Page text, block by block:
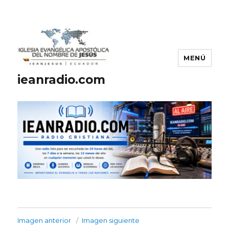
ieanradio.com
MENÚ
Imagen anterior Imagen siguiente